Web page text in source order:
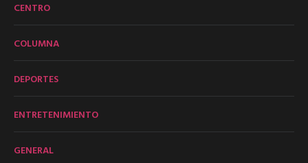
CENTRO
COLUMNA
DEPORTES
ENTRETENIMIENTO
GENERAL